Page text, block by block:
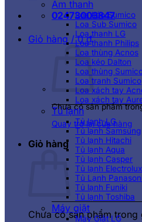
02473003847
Giỏ hàng /0₫
Chưa có sản phẩm
Quay trở lại cửa hàng
Giỏ hàng
Chưa có sản phẩm trong
Âm thanh
Loa kéo Sumico
Loa Sub Sumico
Loa thanh LG
Loa thanh Philips
Loa thùng Acnos
Loa kéo Dalton
Loa thùng
Loa tranh Sumico
Loa xách tay
Loa xách tay
Tủ lạnh
Tủ lạnh LG
Tủ lạnh Samsung
Tủ lạnh Hitachi
Tủ lạnh Aqua
Tủ lạnh Casper
Tủ lạnh Electrolux
Tủ Lạnh
Tủ lạnh Funiki
Tủ lạnh Toshiba
Máy giặt
Máy Giặt LG